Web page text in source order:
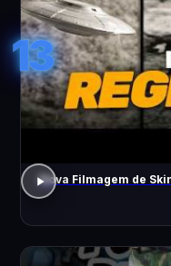
13
Nova Filmagem de